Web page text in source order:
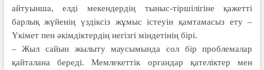
айтуынша, елді мекендердің тыныс-тіршілігіне қажетті
барлық жүйенің үздіксіз жұмыс істеуін қамтамасыз ету –
Үкімет пен әкімдіктердің негізгі міндетінің бірі.
– Жыл сайын жылыту маусымында сол бір проблемалар
қайталана береді. Мемлекеттік органдар қателіктер мен